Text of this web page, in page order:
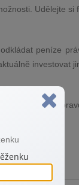
Udělejte si
peníze
investovat
polštářem“